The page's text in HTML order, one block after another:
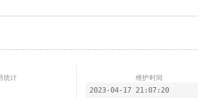
统计 维护时间
2023-04-17 21:07:20